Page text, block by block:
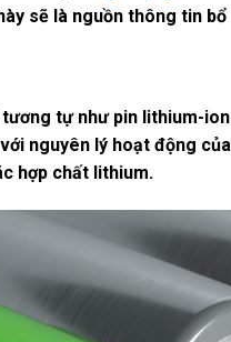
sẽ là nguồn thông tin bổ
tự như pin lithium-
nguyên lý hoạt động
hợp chất lithium.